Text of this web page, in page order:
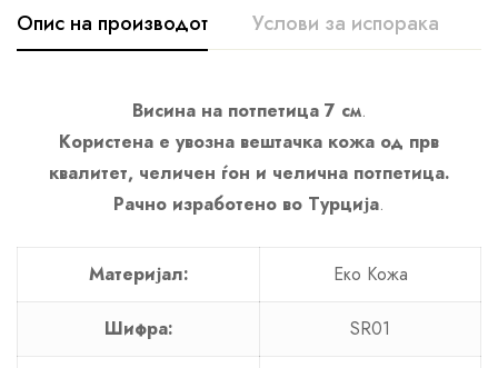
Опис на производот Услови за испорака
Висина на потпетица 7 см.
Користена е увозна вештачка кожа од прв
квалитет, челичен ѓон и челична потпетица.
Рачно изработено во Турција.
Материјал: Еко Кожа
Шифра: SR01